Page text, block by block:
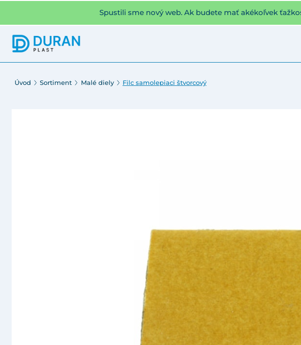
Spustili sme nový web. Ak budete mať akékoľvek
Úvod Sortiment Malé diely Filc samolepiaci štvorcový